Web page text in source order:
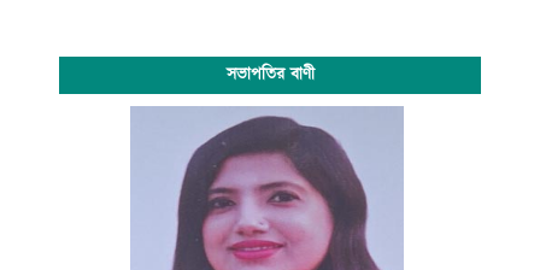
সভাপতির বাণী